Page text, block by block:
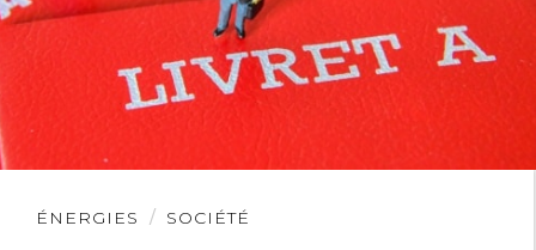
ÉNERGIES SOCIÉTÉ
Lire